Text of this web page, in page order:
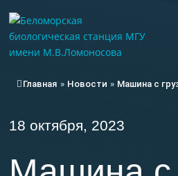
Главная » Новости » Машина с
18 октября, 2023